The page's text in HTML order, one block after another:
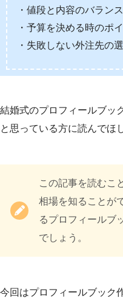
・値段と内容のバランス
・予算を決める時のポ
・失敗しない外注先の
結婚式のプロフィールブッ
と思っている方に読んでほ
この記事を読むこ
相場を知ることが
るプロフィールブ
でしょう。
今回はプロフィールブック